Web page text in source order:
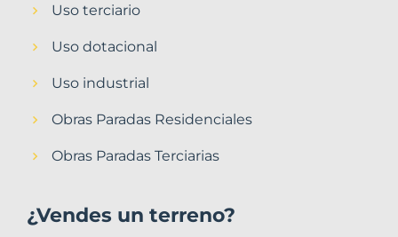
Uso terciario
Uso dotacional
Uso industrial
Obras Paradas Residenciales
Obras Paradas Terciarias
¿Vendes un terreno?